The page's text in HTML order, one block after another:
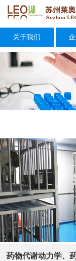
关于我们
药物代谢动力学、